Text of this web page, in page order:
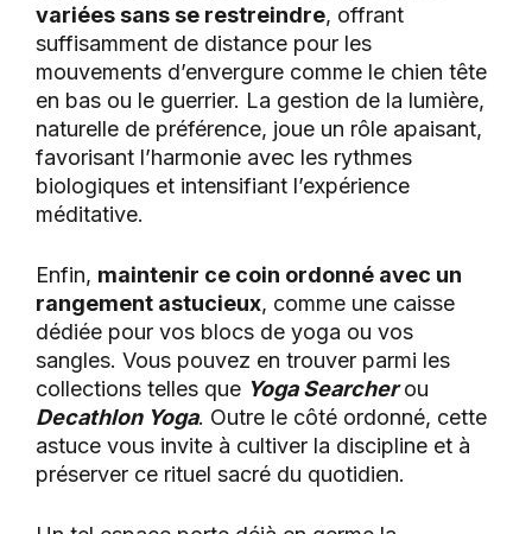
variées sans se restreindre, offrant
suffisamment de distance pour les
mouvements d’envergure comme le chien tête
en bas ou le guerrier. La gestion de la lumière,
naturelle de préférence, joue un rôle apaisant,
favorisant l’harmonie avec les rythmes
biologiques et intensifiant l’expérience
méditative.
Enfin, maintenir ce coin ordonné avec un
rangement astucieux, comme une caisse
dédiée pour vos blocs de yoga ou vos
sangles. Vous pouvez en trouver parmi les
collections telles que Yoga Searcherou
Decathlon Yoga. Outre le côté ordonné, cette
astuce vous invite à cultiver la discipline et à
préserver ce rituel sacré du quotidien.